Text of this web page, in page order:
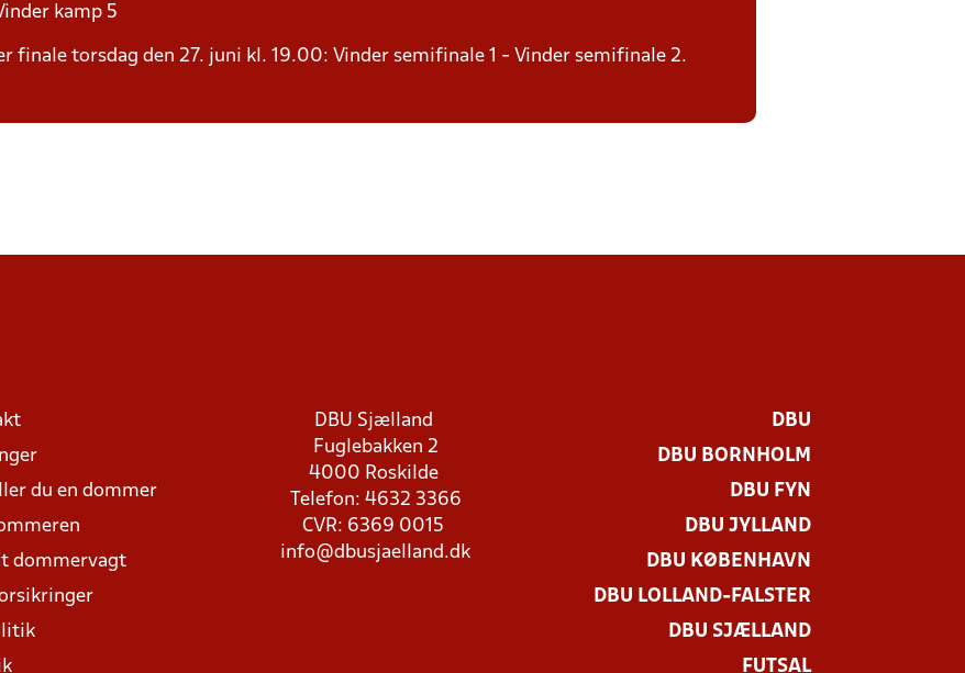
kamp 5
finale torsdag den 27. juni kl. 19.00: Vinder semifinale 1 - Vinder semifinale 2.
du en dommer
dommervagt
DBU Sjælland
Fuglebakken 2
4000 Roskilde
Telefon: 4632 3366
CVR: 6369 0015
info@dbusjaelland.dk
DBU
DBU BORNHOLM
DBU FYN
DBU JYLLAND
DBU KØBENHAVN
DBU LOLLAND-FALSTER
DBU SJÆLLAND
FUTSAL